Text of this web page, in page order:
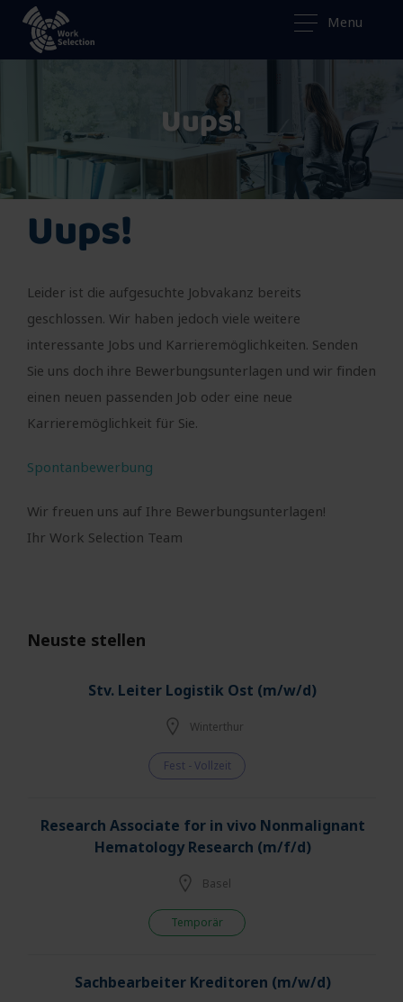
Menu
Uups!
Uups!
Leider ist die aufgesuchte Jobvakanz bereits
geschlossen. Wir haben jedoch viele weitere
interessante Jobs und Karrieremöglichkeiten. Senden
Sie uns doch ihre Bewerbungsunterlagen und wir finden
einen neuen passenden Job oder eine neue
Karrieremöglichkeit für Sie.
Spontanbewerbung
Wir freuen uns auf Ihre Bewerbungsunterlagen!
Ihr Work Selection Team
Neuste stellen
Stv. Leiter Logistik Ost (m/w/d)
Winterthur
Fest - Vollzeit
Research Associate for in vivo Nonmalignant
Hematology Research (m/f/d)
Basel
Temporär
Sachbearbeiter Kreditoren (m/w/d)